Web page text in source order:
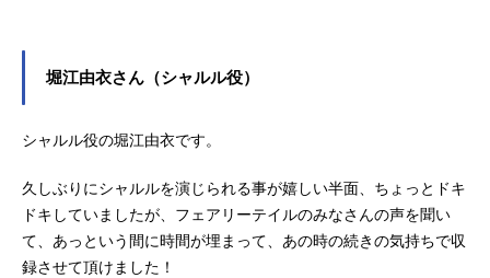
美さんのオススメ記事をご紹介！
堀江由衣さん（シャルル役）
シャルル役の堀江由衣です。
久しぶりにシャルルを演じられる事が嬉しい半面、ちょっとドキ
ドキしていましたが、フェアリーテイルのみなさんの声を聞い
て、あっという間に時間が埋まって、あの時の続きの気持ちで収
録させて頂けました！